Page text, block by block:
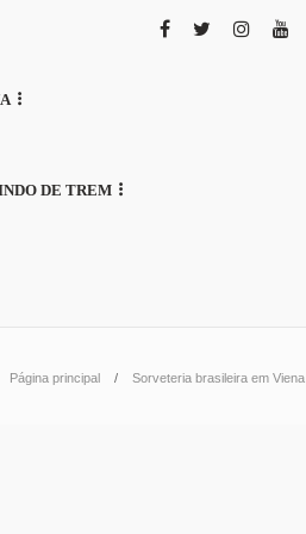
DE TREM
Página principal Sorveteria brasileira em Viena